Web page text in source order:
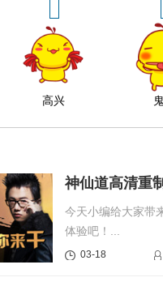
高兴
神仙道高清重
今天小编给大家带
体验吧！...
03-18